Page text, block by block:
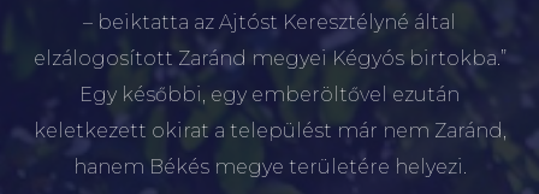
– beiktatta az Ajtóst Keresztélyné által
elzálogosított Zaránd megyei Kégyós birtokba.”
Egy későbbi, egy emberöltővel ezután
keletkezett okirat a települést már nem Zaránd,
hanem Békés megye területére helyezi.